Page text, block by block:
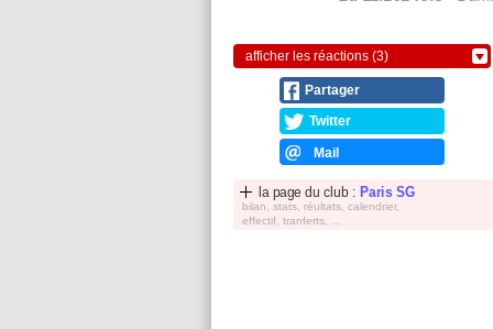
afficher les réactions (3)
Partager
Twitter
Mail
la page du club : Paris SG
bilan, stats, réultats, calendrier,
effectif, tranferts, ...